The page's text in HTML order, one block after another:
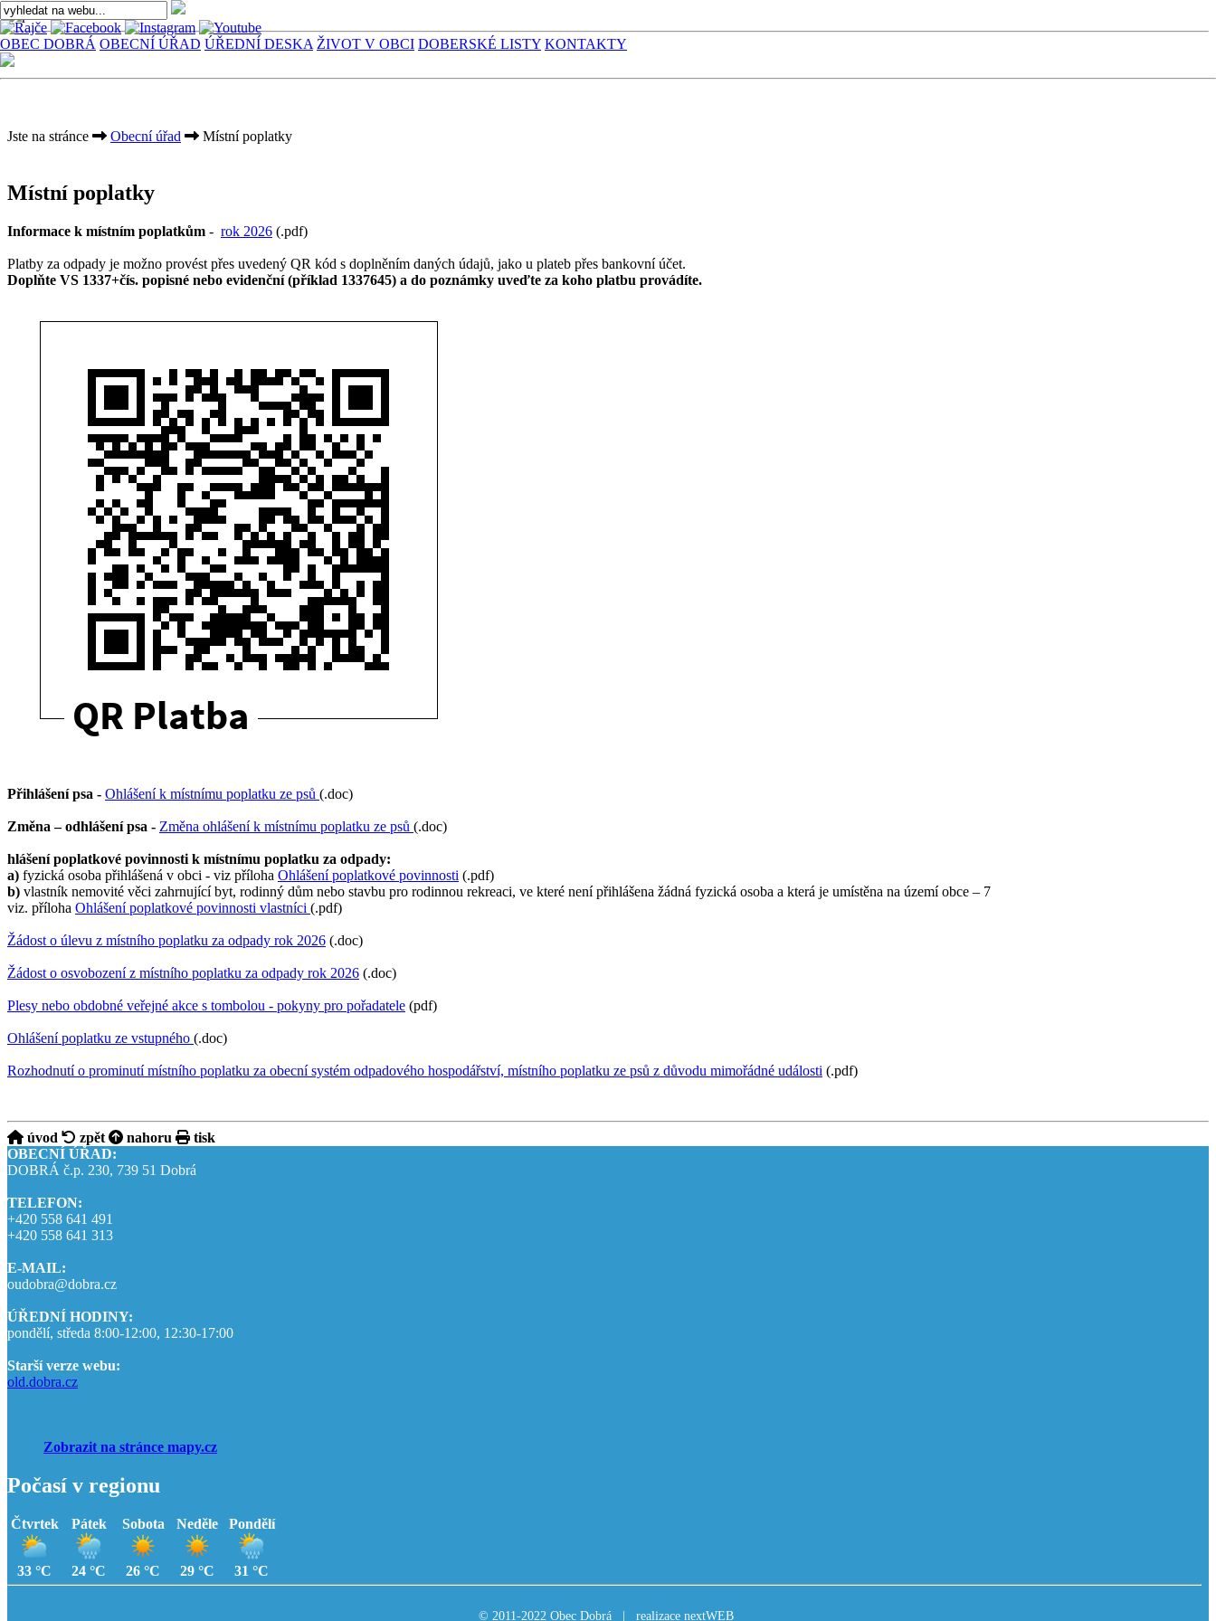
OBEC DOBRÁ OBECNÍ ÚŘAD ÚŘEDNÍ DESKA ŽIVOT V OBCI DOBERSKÉ LISTY KONTAKTY
Jste na stránce Obecní úřad Místní poplatky
Místní poplatky
Informace k místním poplatkům - rok 2026 (.pdf)
Platby za odpady je možno provést přes uvedený QR kód s doplněním daných údajů, jako u plateb přes bankovní účet.
Doplňte VS 1337+čís. popisné nebo evidenční (příklad 1337645) a do poznámky uveďte za koho platbu provádíte.
Přihlášení psa - Ohlášení k místnímu poplatku ze psů (.doc)
Změna – odhlášení psa - Změna ohlášení k místnímu poplatku ze psů (.doc)
hlášení poplatkové povinnosti k místnímu poplatku za odpady:
a) fyzická osoba přihlášená v obci - viz příloha Ohlášení poplatkové povinnosti (.pdf)
b) vlastník nemovité věci zahrnující byt, rodinný dům nebo stavbu pro rodinnou rekreaci, ve které není přihlášena žádná fyzická osoba a která je umístěna na území obce – 7
viz. příloha Ohlášení poplatkové povinnosti vlastníci (.pdf)
Žádost o úlevu z místního poplatku za odpady rok 2026 (.doc)
Žádost o osvobození z místního poplatku za odpady rok 2026 (.doc)
Plesy nebo obdobné veřejné akce s tombolou - pokyny pro pořadatele (pdf)
Ohlášení poplatku ze vstupného (.doc)
Rozhodnutí o prominutí místního poplatku za obecní systém odpadového hospodářství, místního poplatku ze psů z důvodu mimořádné události (.pdf)
úvod zpět nahoru
tisk
OBECNÍ ÚŘAD:
DOBRÁ č.p. 230, 739 51 Dobrá
TELEFON:
+420 558 641 491
+420 558 641 313
E-MAIL:
oudobra@dobra.cz
ÚŘEDNÍ HODINY:
pondělí, středa 8:00-12:00, 12:30-17:00
Starší verze webu:
old.dobra.cz
Zobrazit na stránce mapy.cz
Počasí v regionu
Čtvrtek
33 °C
Pátek
24 °C
Sobota
26 °C
Neděle
29 °C
Pondělí
31 °C
© 2011-2022 Obec Dobrá | realizace nextWEB